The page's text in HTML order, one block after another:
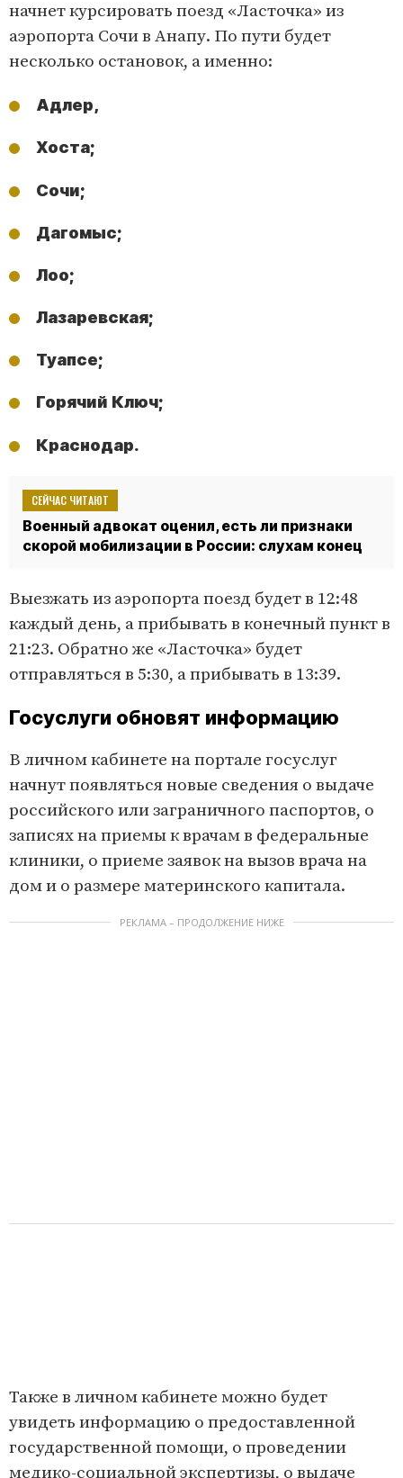
начнет курсировать поезд «Ласточка» из
аэропорта Сочи в Анапу. По пути будет
несколько остановок, а именно:
Адлер,
Хоста;
Сочи;
Дагомыс;
Лоо;
Лазаревская;
Туапсе;
Горячий Ключ;
Краснодар.
СЕЙЧАС ЧИТАЮТ
Военный адвокат оценил, есть ли признаки
скорой мобилизации в России: слухам конец
Выезжать из аэропорта поезд будет в 12:48
каждый день, а прибывать в конечный пункт в
21:23. Обратно же «Ласточка» будет
отправляться в 5:30, а прибывать в 13:39.
Госуслуги обновят информацию
В личном кабинете на портале госуслуг
начнут появляться новые сведения о выдаче
российского или заграничного паспортов, о
записях на приемы к врачам в федеральные
клиники, о приеме заявок на вызов врача на
дом и о размере материнского капитала.
РЕКЛАМА – ПРОДОЛЖЕНИЕ НИЖЕ
Также в личном кабинете можно будет
увидеть информацию о предоставленной
государственной помощи, о проведении
медико-социальной экспертизы, о выдаче